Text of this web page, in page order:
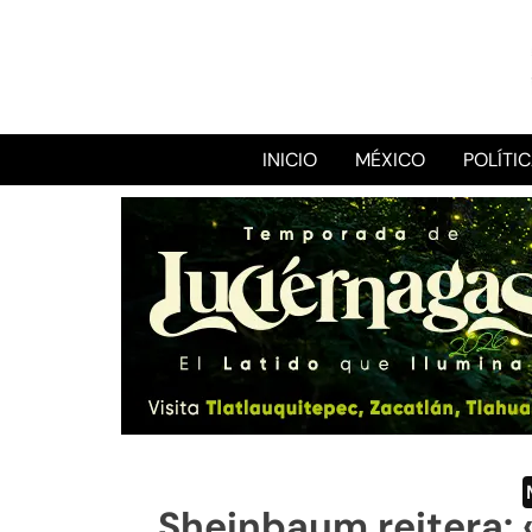
INICIO MÉXICO